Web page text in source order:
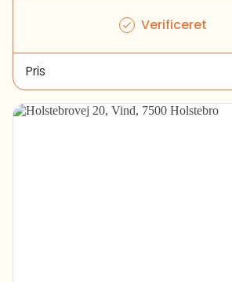
Verificeret
Pris